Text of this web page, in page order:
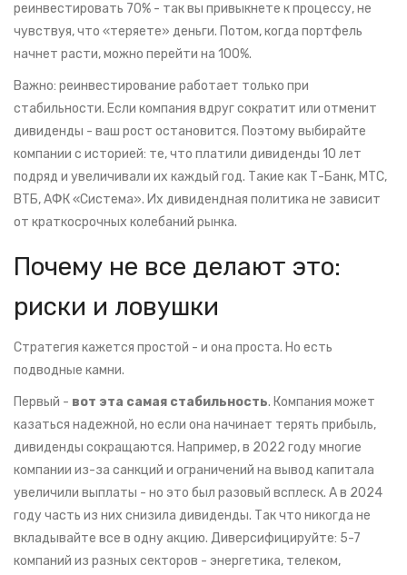
реинвестировать 70% - так вы привыкнете к процессу, не
чувствуя, что «теряете» деньги. Потом, когда портфель
начнет расти, можно перейти на 100%.
Важно: реинвестирование работает только при
стабильности. Если компания вдруг сократит или отменит
дивиденды - ваш рост остановится. Поэтому выбирайте
компании с историей: те, что платили дивиденды 10 лет
подряд и увеличивали их каждый год. Такие как Т-Банк, МТС,
ВТБ, АФК «Система». Их дивидендная политика не зависит
от краткосрочных колебаний рынка.
Почему не все делают это:
риски и ловушки
Стратегия кажется простой - и она проста. Но есть
подводные камни.
Первый - вот эта самая стабильность. Компания может
казаться надежной, но если она начинает терять прибыль,
дивиденды сокращаются. Например, в 2022 году многие
компании из-за санкций и ограничений на вывод капитала
увеличили выплаты - но это был разовый всплеск. А в 2024
году часть из них снизила дивиденды. Так что никогда не
вкладывайте все в одну акцию. Диверсифицируйте: 5-7
компаний из разных секторов - энергетика, телеком,